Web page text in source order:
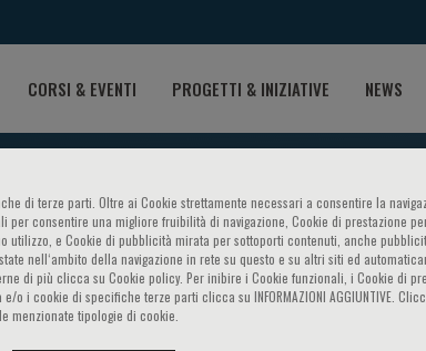
CORSI & EVENTI PROGETTI & INIZIATIVE NEWS
di terze parti. Oltre ai Cookie strettamente necessari a consentire la
per consentire una migliore fruibilità di navigazione, Cookie di prestazione
utilizzo, e Cookie di pubblicità mirata per sottoporti contenuti, anche
nell‘ambito della navigazione in rete su questo e su altri siti ed
di più clicca su Cookie policy. Per inibire i Cookie funzionali, i Cookie di
o i cookie di specifiche terze parti clicca su INFORMAZIONI AGGIUNTIVE.
menzionate tipologie di cookie.